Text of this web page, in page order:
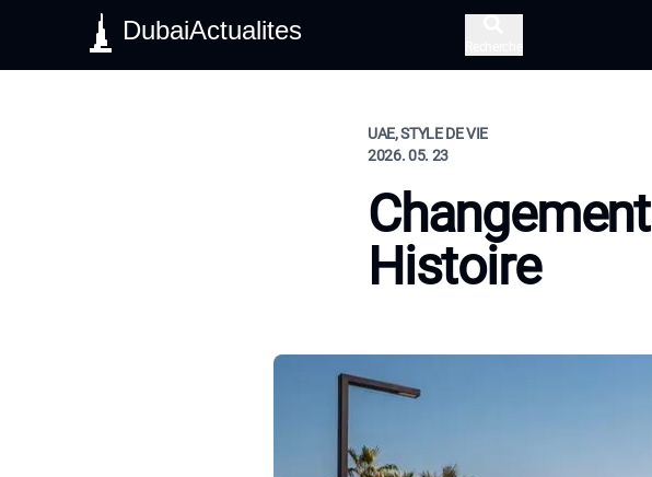
DubaiActualites
UAE, STYLE DE VIE
2026. 05. 23
Histoire